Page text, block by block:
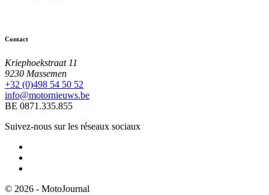
Contact
Kriephoekstraat 11
9230 Massemen
+32 (0)498 54 50 52
info@motornieuws.be
BE 0871.335.855
Suivez-nous sur les réseaux sociaux
© 2026 - MotoJournal